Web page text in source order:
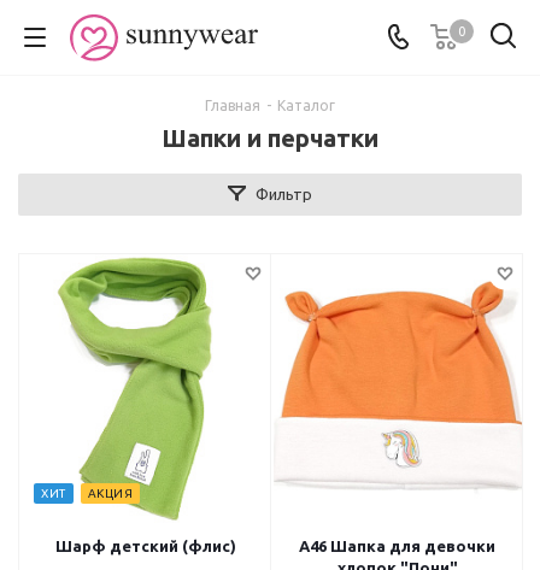
0
Главная - Каталог
Шапки и перчатки
Фильтр
ХИТ АКЦИЯ
Шарф детский (флис)
А46 Шапка для девочки